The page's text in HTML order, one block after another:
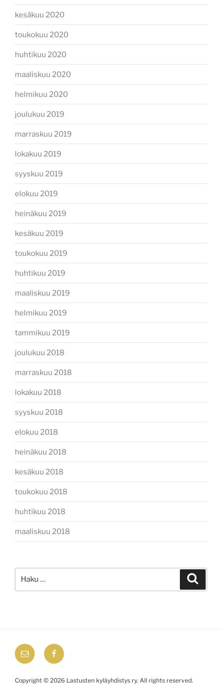
kesäkuu 2020
toukokuu 2020
huhtikuu 2020
maaliskuu 2020
helmikuu 2020
joulukuu 2019
marraskuu 2019
lokakuu 2019
syyskuu 2019
elokuu 2019
heinäkuu 2019
kesäkuu 2019
toukokuu 2019
huhtikuu 2019
maaliskuu 2019
helmikuu 2019
tammikuu 2019
joulukuu 2018
marraskuu 2018
lokakuu 2018
syyskuu 2018
elokuu 2018
heinäkuu 2018
kesäkuu 2018
toukokuu 2018
huhtikuu 2018
maaliskuu 2018
email Facebook
Copyright © 2026 Lastusten kyläyhdistys ry. All rights reserved.